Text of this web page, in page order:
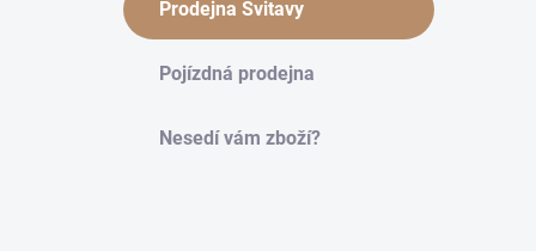
Prodejna Svitavy
Pojízdná prodejna
Nesedí vám zboží?